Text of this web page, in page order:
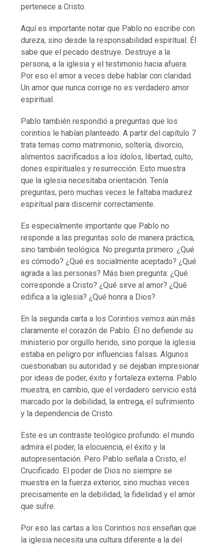
pertenece a Cristo.
Aquí es importante notar que Pablo no escribe con
dureza, sino desde la responsabilidad espiritual. Él
sabe que el pecado destruye. Destruye a la
persona, a la iglesia y el testimonio hacia afuera.
Por eso el amor a veces debe hablar con claridad.
Un amor que nunca corrige no es verdadero amor
espiritual.
Pablo también respondió a preguntas que los
corintios le habían planteado. A partir del capítulo 7
trata temas como matrimonio, soltería, divorcio,
alimentos sacrificados a los ídolos, libertad, culto,
dones espirituales y resurrección. Esto muestra
que la iglesia necesitaba orientación. Tenía
preguntas, pero muchas veces le faltaba madurez
espiritual para discernir correctamente.
Es especialmente importante que Pablo no
responde a las preguntas solo de manera práctica,
sino también teológica. No pregunta primero: ¿Qué
es cómodo? ¿Qué es socialmente aceptado? ¿Qué
agrada a las personas? Más bien pregunta: ¿Qué
corresponde a Cristo? ¿Qué sirve al amor? ¿Qué
edifica a la iglesia? ¿Qué honra a Dios?
En la segunda carta a los Corintios vemos aún más
claramente el corazón de Pablo. Él no defiende su
ministerio por orgullo herido, sino porque la iglesia
estaba en peligro por influencias falsas. Algunos
cuestionaban su autoridad y se dejaban impresionar
por ideas de poder, éxito y fortaleza externa. Pablo
muestra, en cambio, que el verdadero servicio está
marcado por la debilidad, la entrega, el sufrimiento
y la dependencia de Cristo.
Este es un contraste teológico profundo: el mundo
admira el poder, la elocuencia, el éxito y la
autopresentación. Pero Pablo señala a Cristo, el
Crucificado. El poder de Dios no siempre se
muestra en la fuerza exterior, sino muchas veces
precisamente en la debilidad, la fidelidad y el amor
que sufre.
Por eso las cartas a los Corintios nos enseñan que
la iglesia necesita una cultura diferente a la del